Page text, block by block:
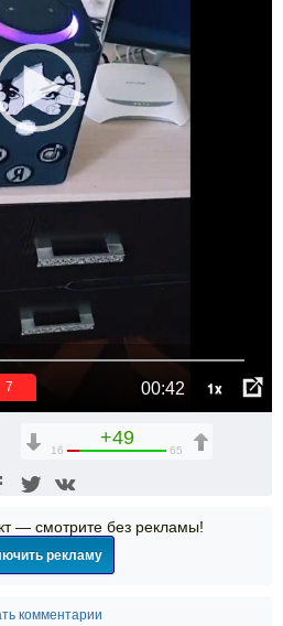
00:42 1x
6
+49
16 65
— смотрите без рекламы!
рекламу
комментарии